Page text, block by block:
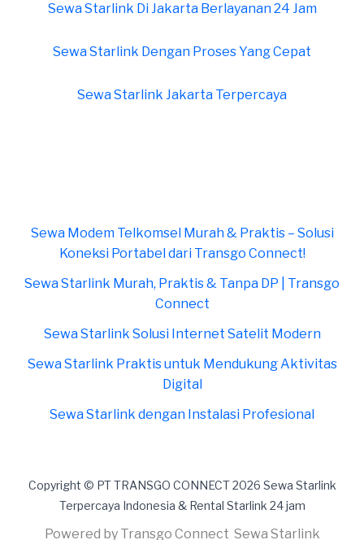
Sewa Starlink Di Jakarta Berlayanan 24 Jam
Sewa Starlink Dengan Proses Yang Cepat
Sewa Starlink Jakarta Terpercaya
Sewa Modem Telkomsel Murah & Praktis – Solusi
Koneksi Portabel dari Transgo Connect!
Sewa Starlink Murah, Praktis & Tanpa DP | Transgo
Connect
Sewa Starlink Solusi Internet Satelit Modern
Sewa Starlink Praktis untuk Mendukung Aktivitas
Digital
Sewa Starlink dengan Instalasi Profesional
Copyright © PT TRANSGO CONNECT 2026 Sewa Starlink
Terpercaya Indonesia & Rental Starlink 24 jam
Powered by Transgo Connect Sewa Starlink